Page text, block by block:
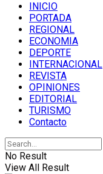
INICIO
PORTADA
REGIONAL
ECONOMIA
DEPORTE
INTERNACIONAL
REVISTA
OPINIONES
EDITORIAL
TURISMO
Contacto
No Result
View All Result